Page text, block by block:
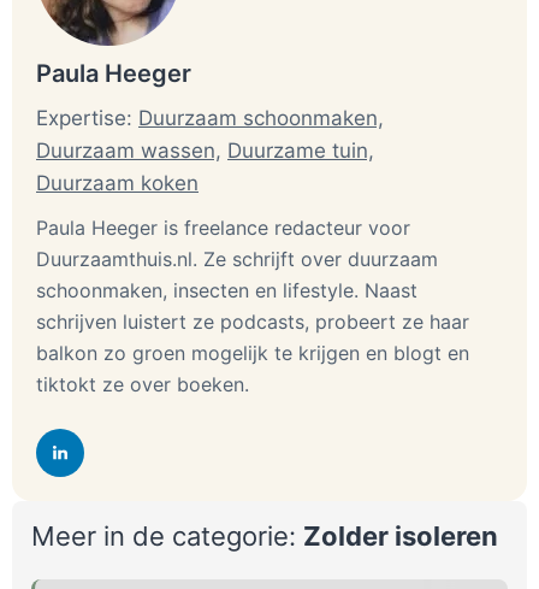
Paula Heeger
Expertise: Duurzaam schoonmaken,
Duurzaam wassen, Duurzame tuin,
Duurzaam koken
Paula Heeger is freelance redacteur voor
Duurzaamthuis.nl. Ze schrijft over duurzaam
schoonmaken, insecten en lifestyle. Naast
schrijven luistert ze podcasts, probeert ze haar
balkon zo groen mogelijk te krijgen en blogt en
tiktokt ze over boeken.
Meer in de categorie: Zolder isoleren